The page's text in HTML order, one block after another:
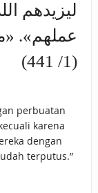
‌ليزيدهم
عملهم».
(1/ 441)
perbuatan
dengan
terputus.”